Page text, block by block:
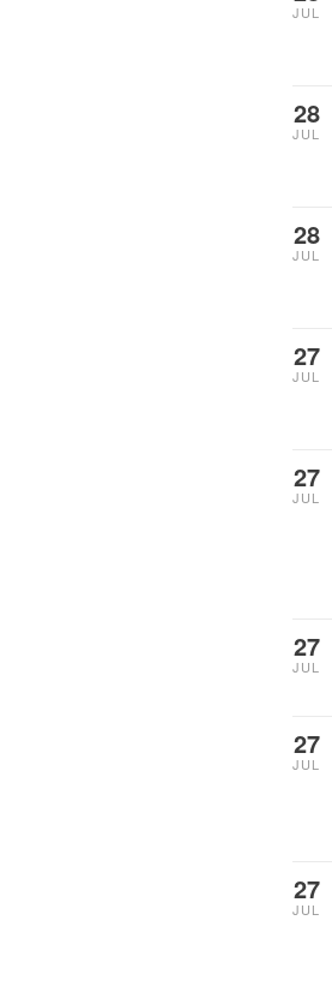
JUL
28
JUL
28
JUL
27
JUL
27
JUL
27
JUL
27
JUL
27
JUL